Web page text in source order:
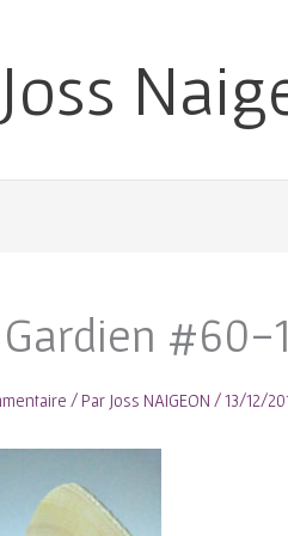
Joss
#60-
/ Par Joss NAIGEON /13/12/